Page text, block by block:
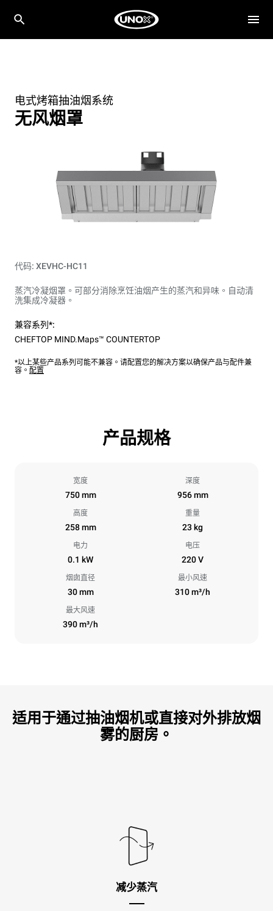
电式烤箱抽油烟系统
无风烟罩
代码: XEVHC-HC11
蒸汽冷凝烟罩。可部分消除烹饪油烟产生的蒸汽和异味。自动清
洗集成冷凝器。
兼容系列*:
CHEFTOP MIND.Maps™ COUNTERTOP
*以上某些产品系列可能不兼容。请配置您的解决方案以确保产品与配件兼
容。 配置
产品规格
宽度
750 mm
深度
956 mm
高度
258 mm
重量
23 kg
电力
0.1 kW
电压
220 V
烟囱直径
30 mm
最小风速
310 m³/h
最大风速
390 m³/h
适用于通过抽油烟机或直接对外排放烟
雾的厨房。
减少蒸汽